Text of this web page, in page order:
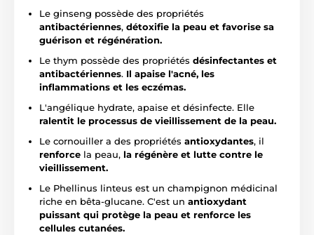
Le ginseng possède des propriétés
antibactériennes, détoxifie la peau et favorise sa
guérison et régénération.
Le thym possède des propriétés désinfectantes et
antibactériennes. Il apaise l'acné, les
inflammations et les eczémas.
L'angélique hydrate, apaise et désinfecte. Elle
ralentit le processus de vieillissement de la peau.
Le cornouiller a des propriétés antioxydantes, il
renforce la peau, la régénère et lutte contre le
vieillissement.
Le Phellinus linteus est un champignon médicinal
riche en bêta-glucane. C'est un antioxydant
puissant qui protège la peau et renforce les
cellules cutanées.